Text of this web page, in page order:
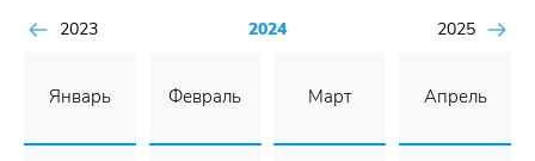
2023 2024 2025
Январь Февраль Март Апрель